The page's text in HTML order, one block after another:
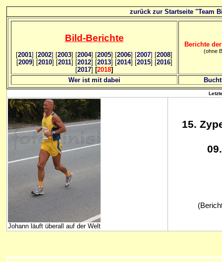
zurück zur Startseite "Team
Bild-Berichte
[2001] [2002] [2003] [2004] [2005] [2006] [2007] [2008]
[2009] [2010] [2011] [2012] [2013] [2014] [2015] [2016]
[2017] [2018]
Berichte
(ohne
Wer ist mit dabei
Johann läuft überall auf der Welt
15.